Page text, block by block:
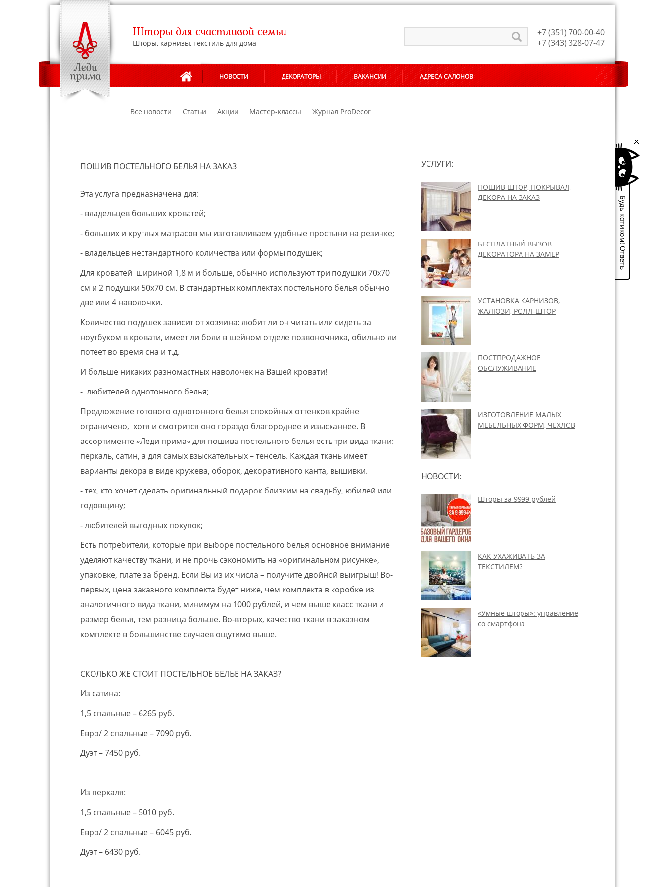
Шторы для счастливой семьи
Шторы, карнизы, текстиль для дома
+7 (351) 700-00-40
+7 (343) 328-07-47
НОВОСТИ ДЕКОРАТОРЫ ВАКАНСИИ АДРЕСА САЛОНОВ
Все новости Статьи Акции Мастер-классы Журнал ProDecor
ПОШИВ ПОСТЕЛЬНОГО БЕЛЬЯ НА ЗАКАЗ
Эта услуга предназначена для:
- владельцев больших кроватей;
- больших и круглых матрасов мы изготавливаем удобные простыни на резинке;
- владельцев нестандартного количества или формы подушек;
Для кроватей шириной 1,8 м и больше, обычно используют три подушки 70х70
см и 2 подушки 50х70 см. В стандартных комплектах постельного белья обычно
две или 4 наволочки.
Количество подушек зависит от хозяина: любит ли он читать или сидеть за
ноутбуком в кровати, имеет ли боли в шейном отделе позвоночника, обильно ли
потеет во время сна и т.д.
И больше никаких разномастных наволочек на Вашей кровати!
- любителей однотонного белья;
Предложение готового однотонного белья спокойных оттенков крайне
ограничено, хотя и смотрится оно гораздо благороднее и изысканнее. В
ассортименте «Леди прима» для пошива постельного белья есть три вида ткани:
перкаль, сатин, а для самых взыскательных – тенсель. Каждая ткань имеет
варианты декора в виде кружева, оборок, декоративного канта, вышивки.
- тех, кто хочет сделать оригинальный подарок близким на свадьбу, юбилей или
годовщину;
- любителей выгодных покупок;
Есть потребители, которые при выборе постельного белья основное внимание
уделяют качеству ткани, и не прочь сэкономить на «оригинальном рисунке»,
упаковке, плате за бренд. Если Вы из их числа – получите двойной выигрыш! Во-
первых, цена заказного комплекта будет ниже, чем комплекта в коробке из
аналогичного вида ткани, минимум на 1000 рублей, и чем выше класс ткани и
размер белья, тем разница больше. Во-вторых, качество ткани в заказном
комплекте в большинстве случаев ощутимо выше.
СКОЛЬКО ЖЕ СТОИТ ПОСТЕЛЬНОЕ БЕЛЬЕ НА ЗАКАЗ?
Из сатина:
1,5 спальные – 6265 руб.
Евро/ 2 спальные – 7090 руб.
Дуэт – 7450 руб.
Из перкаля:
1,5 спальные – 5010 руб.
Евро/ 2 спальные – 6045 руб.
Дуэт – 6430 руб.
УCЛУГИ:
ПОШИВ ШТОР, ПОКРЫВАЛ,
ДЕКОРА НА ЗАКАЗ
БЕСПЛАТНЫЙ ВЫЗОВ
ДЕКОРАТОРА НА ЗАМЕР
УСТАНОВКА КАРНИЗОВ,
ЖАЛЮЗИ, РОЛЛ-ШТОР
ПОСТПРОДАЖНОЕ
ОБСЛУЖИВАНИЕ
ИЗГОТОВЛЕНИЕ МАЛЫХ
МЕБЕЛЬНЫХ ФОРМ, ЧЕХЛОВ
НОВОСТИ:
Шторы за 9999 рублей
КАК УХАЖИВАТЬ ЗА
ТЕКСТИЛЕМ?
«Умные шторы»: управление
со смартфона